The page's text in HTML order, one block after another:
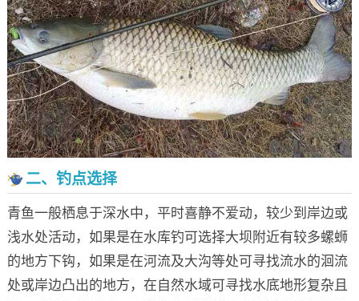
二、钓点选择
青鱼一般栖息于深水中，平时喜静不爱动，较少到岸边或
浅水处活动，如果是在水库钓可选择大坝附近有较多螺蛳
的地方下钩，如果是在河流及大沟等处可寻找流水的洄流
处或岸边凸出的地方，在自然水域可寻找水底地形复杂且